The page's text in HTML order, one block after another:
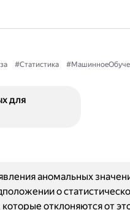
#Статистика
для
аномальных
о
отклоняются от